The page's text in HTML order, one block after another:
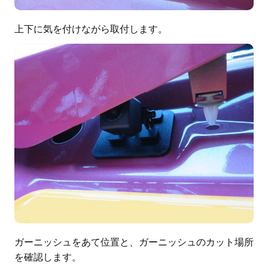
上下に気を付けながら取付します。
ガーニッシュをあて位置と、ガーニッシュのカット場所
を確認します。